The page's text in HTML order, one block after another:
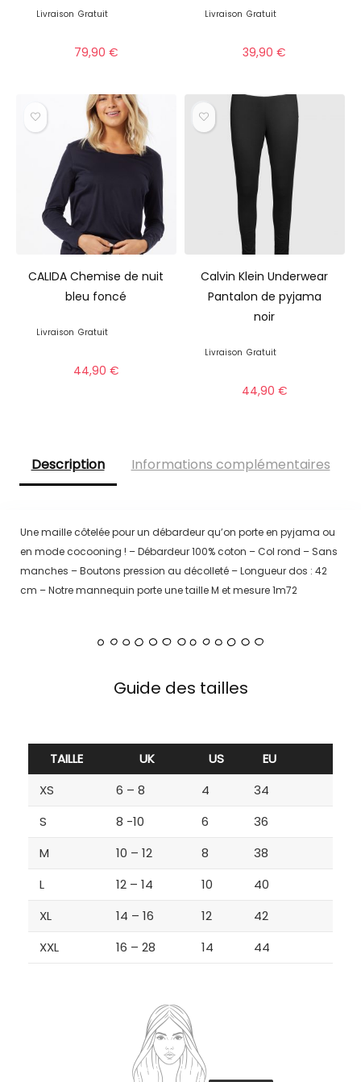
Livraison Gratuit
79,90 €
Livraison Gratuit
39,90€
CALIDA Chemise de nuit
bleu foncé
Livraison Gratuit
44,90 €
Calvin Klein Underwear
Pantalon de pyjama
noir
Livraison Gratuit
44,90 €
Description Informations complémentaires
Une maille côtelée pour un débardeur qu’on porte en pyjama ou
en mode cocooning ! – Débardeur 100% coton – Col rond – Sans
manches – Boutons pression au décolleté – Longueur dos : 42
cm – Notre mannequin porte une taille M et mesure 1m72
Guide des tailles
TAILLE UK US
EU
XS
6 – 8 4
34
S
8 -10 6
36
M
10 – 12 8
38
L
12 – 14 10
40
XL
14 – 16 12
42
XXL
16 – 28 14 44